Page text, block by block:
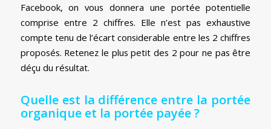
Facebook, on vous donnera une portée potentielle
comprise entre 2 chiffres. Elle n’est pas exhaustive
compte tenu de l’écart considerable entre les 2 chiffres
proposés. Retenez le plus petit des 2 pour ne pas être
déçu du résultat.
Quelle est la différence entre la portée
organique et la portée payée ?